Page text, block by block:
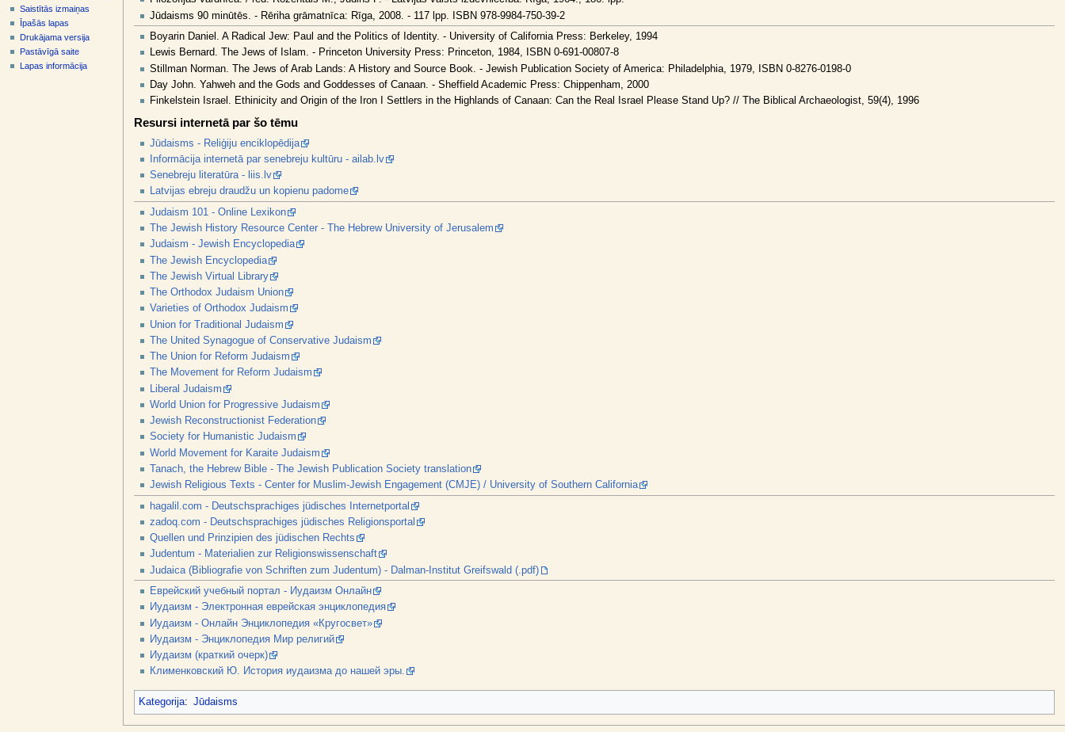
Jūdaisms 90 minūtēs. - Rēriha grāmatnīca: Rīga, 2008. - 117 lpp. ISBN 978-9984-750-39-2
Boyarin Daniel. A Radical Jew: Paul and the Politics of Identity. - University of California Press: Berkeley, 1994
Lewis Bernard. The Jews of Islam. - Princeton University Press: Princeton, 1984, ISBN 0-691-00807-8
Stillman Norman. The Jews of Arab Lands: A History and Source Book. - Jewish Publication Society of America: Philadelphia, 1979, ISBN 0-8276-0198-0
Day John. Yahweh and the Gods and Goddesses of Canaan. - Sheffield Academic Press: Chippenham, 2000
Finkelstein Israel. Ethinicity and Origin of the Iron I Settlers in the Highlands of Canaan: Can the Real Israel Please Stand Up? // The Biblical Archaeologist, 59(4), 1996
Resursi internetā par šo tēmu
Jūdaisms - Reliģiju enciklopēdija
Informācija internetā par senebreju kultūru - ailab.lv
Senebreju literatūra - liis.lv
Latvijas ebreju draudžu un kopienu padome
Judaism 101 - Online Lexikon
The Jewish History Resource Center - The Hebrew University of Jerusalem
Judaism - Jewish Encyclopedia
The Jewish Encyclopedia
The Jewish Virtual Library
The Orthodox Judaism Union
Varieties of Orthodox Judaism
Union for Traditional Judaism
The United Synagogue of Conservative Judaism
The Union for Reform Judaism
The Movement for Reform Judaism
Liberal Judaism
World Union for Progressive Judaism
Jewish Reconstructionist Federation
Society for Humanistic Judaism
World Movement for Karaite Judaism
Tanach, the Hebrew Bible - The Jewish Publication Society translation
Jewish Religious Texts - Center for Muslim-Jewish Engagement (CMJE) / University of Southern California
hagalil.com - Deutschsprachiges jüdisches Internetportal
zadoq.com - Deutschsprachiges jüdisches Religionsportal
Quellen und Prinzipien des jüdischen Rechts
Judentum - Materialien zur Religionswissenschaft
Judaica (Bibliografie von Schriften zum Judentum) - Dalman-Institut Greifswald (.pdf)
Eврейский учебный портал - Иудаизм Онлайн
Иудаизм - Электронная еврейская энциклопедия
Иудаизм - Онлайн Энциклопедия «Кругосвет»
Иудаизм - Энциклопедия Мир религий
Иудаизм (краткий очерк)
Клименковский Ю. История иудаизма до нашей эры.
Kategorija: Jūdaisms
Saistītās izmaiņas
Īpašās lapas
Drukājama versija
Pastāvīgā saite
Lapas informācija